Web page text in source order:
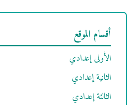
أقسام الموقع
الأولى إعدادي
الثانية إعدادي
الثالثة إعدادي